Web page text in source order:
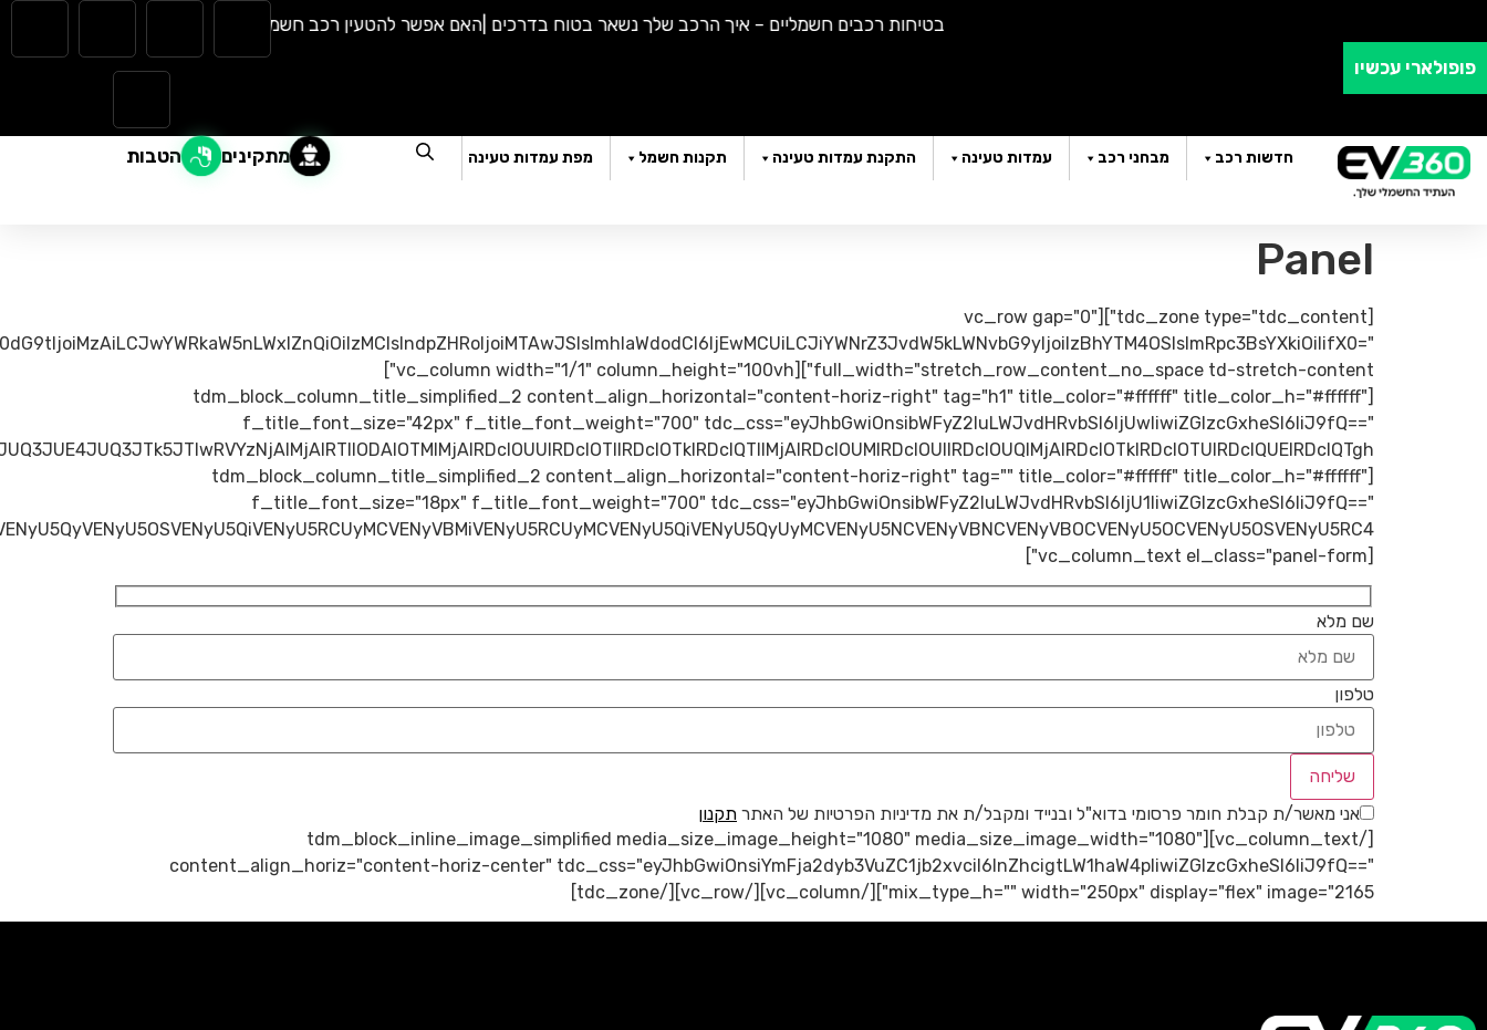
פופולארי עכשיו
בטיחות רכבים חשמליים – איך הרכב שלך נשאר בטוח בדרכים |האם אפשר להטעין רכב חשמלי בגשם? כל מה שצריך לדעת |
חדשות רכב מבחני רכב עמדות טעינה התקנת עמדות טעינה תקנות חשמל מפת עמדות טעינה מתקינים הטבות
Panel
[tdc_zone type="tdc_content"][vc_row gap="0"
full_width="stretch_row_content_no_space td-stretch-content"][vc_column width="1/1" column_height="100vh"]
[tdm_block_column_title_simplified_2 content_align_horizontal="content-horiz-right" tag="h1" title_color="#ffffff" title_color_h="#ffffff"
f_title_font_size="42px" f_title_font_weight="700" tdc_css="eyJhbGwiOnsibWFyZ2luLWJvdHRvbSI6IjUwIiwiZGlzcGxheSI6IiJ9fQ=="
[tdm_block_column_title_simplified_2 content_align_horizontal="content-horiz-right" tag="" title_color="#ffffff" title_color_h="#ffffff"
f_title_font_size="18px" f_title_font_weight="700" tdc_css="eyJhbGwiOnsibWFyZ2luLWJvdHRvbSI6IjU1IiwiZGlzcGxheSI6IiJ9fQ=="
[vc_column_text el_class="panel-form"]
שם מלא
טלפון
אני מאשר/ת קבלת חומר פרסומי בדוא"ל ובנייד ומקבל/ת את מדיניות הפרטיות של האתר תקנון
[/vc_column_text][tdm_block_inline_image_simplified media_size_image_height="1080" media_size_image_width="1080"
content_align_horiz="content-horiz-center" tdc_css="eyJhbGwiOnsiYmFja2dyb3VuZC1jb2xvciI6InZhcigtLW1haW4pIiwiZGlzcGxheSI6IiJ9fQ=="
mix_type_h="" width="250px" display="flex" image="2165"][/vc_column][/vc_row][/tdc_zone]